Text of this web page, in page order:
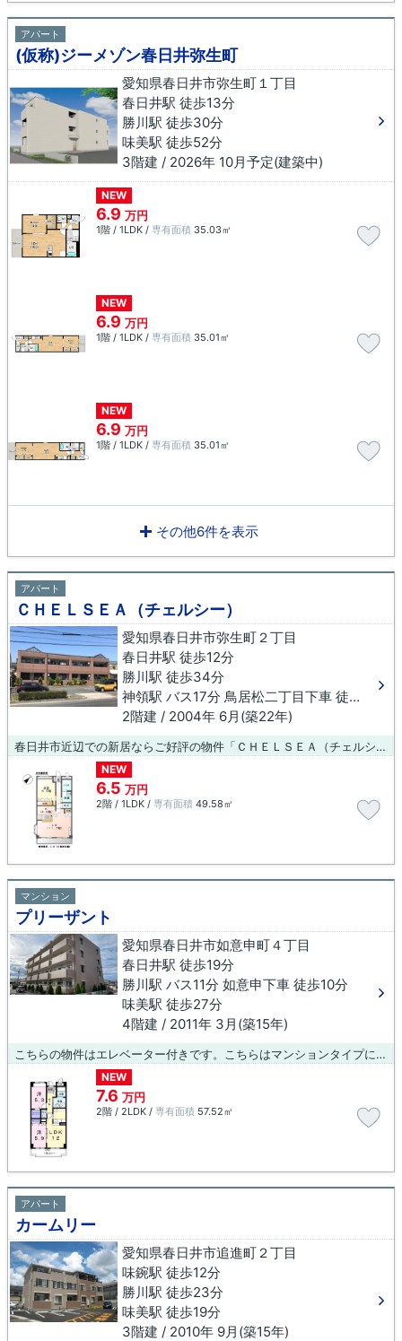
アパート
(仮称)ジーメゾン春日井弥生町
愛知県春日井市弥生町１丁目
春日井駅 徒歩13分
勝川駅 徒歩30分
味美駅 徒歩52分
3階建 / 2026年 10月予定(建築中)
NEW
6.9 万円
1階 / 1LDK / 専有面積 35.03㎡
NEW
6.9 万円
1階 / 1LDK / 専有面積 35.01㎡
NEW
6.9 万円
1階 / 1LDK / 専有面積 35.01㎡
その他6件を表示
アパート
ＣＨＥＬＳＥＡ（チェルシー）
愛知県春日井市弥生町２丁目
春日井駅 徒歩12分
勝川駅 徒歩34分
神領駅 バス17分 鳥居松二丁目下車 徒歩11分
2階建 / 2004年 6月(築22年)
春日井市近辺での新居ならご好評の物件「ＣＨＥＬＳＥＡ（チェルシー）」はいかがでしょうか。この物件は、駅まで徒歩12分に立地しています。新しい生活にお勧めなのが、こちらのアパートです。快適な暮らしができる春日井市は、シングルからファミリー向けの物件が豊富にあります。賃貸情報や地域情報のことなら、お気軽に当社にお問い合わせ下さい。希望する条件にあった物件のご紹介を致します。
NEW
6.5 万円
2階 / 1LDK / 専有面積 49.58㎡
マンション
プリーザント
愛知県春日井市如意申町４丁目
春日井駅 徒歩19分
勝川駅 バス11分 如意申下車 徒歩10分
味美駅 徒歩27分
4階建 / 2011年 3月(築15年)
こちらの物件はエレベーター付きです。こちらはマンションタイプになります。春日井市エリアと春日井付近のお部屋探しなら当社へ。あなたからのお問い合せをスタッフ一同お待ちしております。
NEW
7.6 万円
2階 / 2LDK / 専有面積 57.52㎡
アパート
カームリー
愛知県春日井市追進町２丁目
味鋺駅 徒歩12分
勝川駅 徒歩23分
味美駅 徒歩19分
3階建 / 2010年 9月(築15年)